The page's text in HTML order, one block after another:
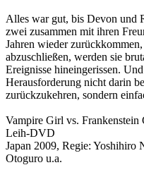
Alles war gut, bis Devon und
zwei zusammen mit ihren
Jahren wieder
abzuschließen, werden sie
Ereignisse hineingerissen.
Herausforderung nicht darin
zurückzukehren, sondern
Vampire Girl vs. Frankenstein
Leih-DVD
Japan 2009, Regie: Yoshihiro
Otoguro u.a.